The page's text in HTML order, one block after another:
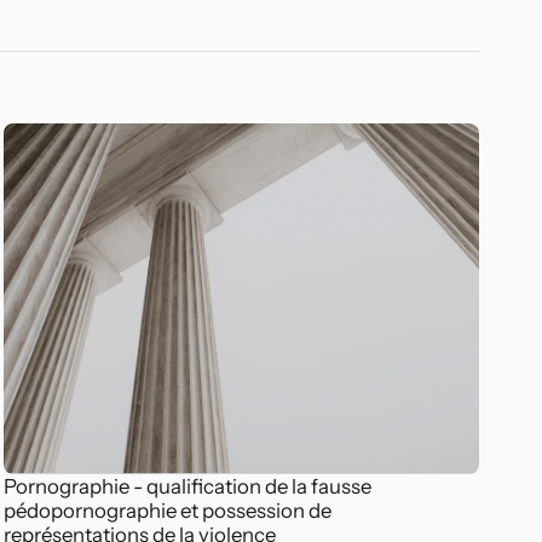
Pornographie - qualification de la fausse
pédopornographie et possession de
représentations de la violence